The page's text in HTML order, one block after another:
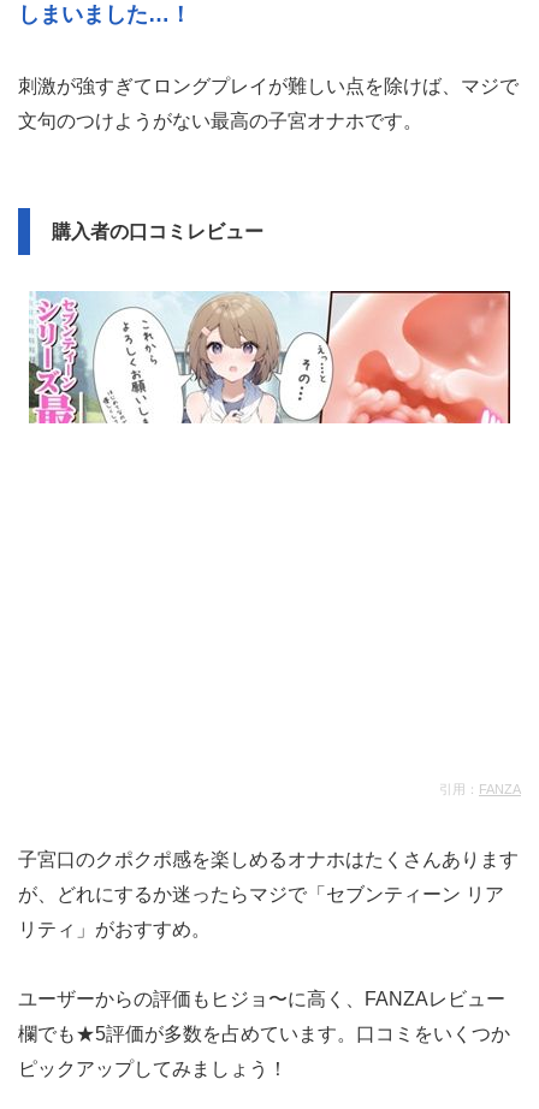
しまいました…！
刺激が強すぎてロングプレイが難しい点を除けば、マジで
文句のつけようがない最高の子宮オナホです。
購入者の口コミレビュー
引用： FANZA
子宮口のクポクポ感を楽しめるオナホはたくさんあります
が、どれにするか迷ったらマジで「セブンティーン リア
リティ」がおすすめ。
ユーザーからの評価もヒジョ〜に高く、FANZAレビュー
欄でも★5評価が多数を占めています。口コミをいくつか
ピックアップしてみましょう！